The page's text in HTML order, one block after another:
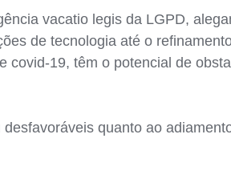
vacatio legis da LGPD,
de tecnologia até o
covid-19, têm o potencial de
quanto ao